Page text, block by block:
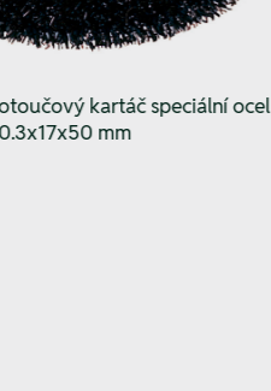
kartáč speciální ocel
mm